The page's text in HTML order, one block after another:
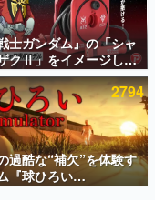
ュー数万以上！ などな
ァミ渾身の“殿堂入り”記
士ガンダム』の「シャ
クⅡ」をイメージした
スリールが予約開始。
シャアのパーソナルマ
オン公国軍のエンブレ
番号などを配置
2794
過酷な“補欠”を体験す
『球ひろい
』が「1件」のウィッ